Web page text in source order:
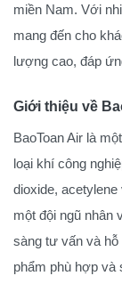
miền Nam. Với
mang đến cho
lượng cao, đáp
Giới thiệu về
BaoToan Air là
loại khí công
dioxide,
một đội ngũ nhân
sàng tư vấn và
phẩm phù hợp và